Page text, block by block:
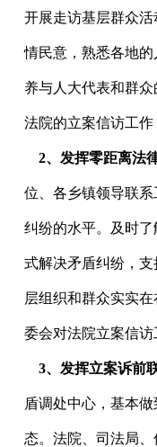
开展走访基层群众
情民意，熟悉各地
养与人大代表和群
法院的立案信访工作
2、发挥零距离法
位、各乡镇领导联
纠纷的水平。及时
式解决矛盾纠纷，
层组织和群众实实
委会对法院立案信访
3、发挥立案诉前
盾调处中心，基本
态。法院、司法局